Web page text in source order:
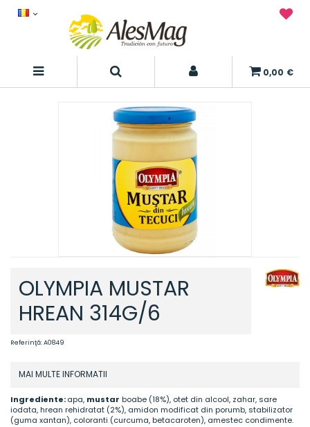
0,00 €
OLYMPIA MUSTAR
HREAN 314G/6
Referinţă:A0849
MAI MULTE INFORMATII
Ingrediente:apa, mustar boabe (18%), otet din alcool, zahar, sare
iodata, hrean rehidratat (2%), amidon modificat din porumb, stabilizator
(guma xantan), coloranti (curcuma, betacaroten), amestec condimente.